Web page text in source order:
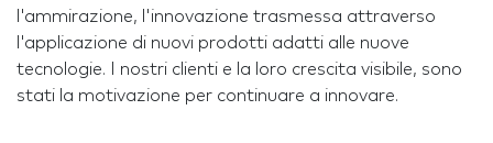
l'ammirazione, l'innovazione trasmessa attraverso
l'applicazione di nuovi prodotti adatti alle nuove
tecnologie. I nostri clienti e la loro crescita visibile, sono
stati la motivazione per continuare a innovare.